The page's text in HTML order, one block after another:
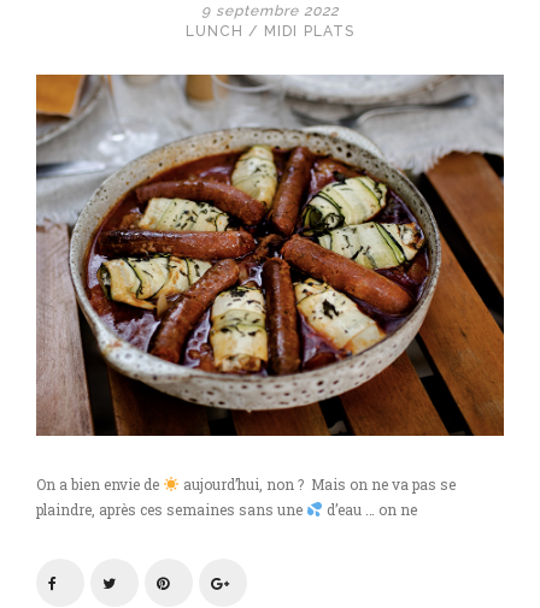
9 septembre 2022
LUNCH / MIDI
PLATS
On a bien envie de
aujourd’hui, non ? Mais on ne va pas se
plaindre, après ces semaines sans une
d’eau … on ne